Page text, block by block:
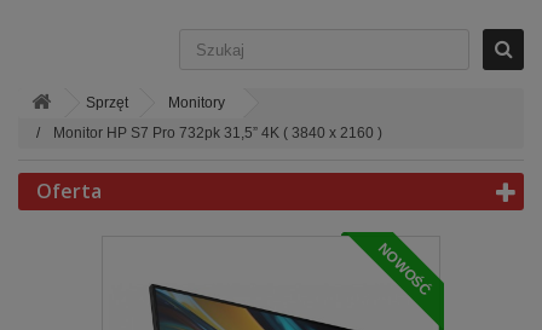
Sprzęt
Monitory
Monitor HP S7 Pro 732pk 31,5” 4K ( 3840 x 2160 )
Oferta
NOWOŚĆ